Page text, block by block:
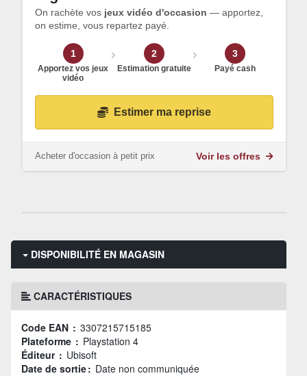
On rachète vos jeux vidéo d'occasion — apportez,
on estime, vous repartez payé.
1
Apportez vos jeux
vidéo
2
Estimation gratuite
3
Payé cash
Estimer ma reprise
Acheter d'occasion à petit prix Voir les offres
DISPONIBILITÉ EN MAGASIN
CARACTÉRISTIQUES
Code EAN : 3307215715185
Plateforme : Playstation 4
Éditeur : Ubisoft
Date de sortie : Date non communiquée